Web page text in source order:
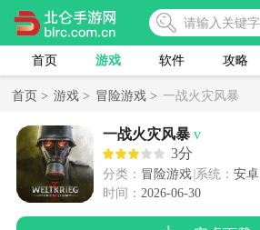
首页 游戏 软件 攻略
首页 > 游戏 > 冒险游戏 > 一战火灾风暴
一战火灾风暴 v
3分
分类： 冒险游戏 系统： 安卓
时间： 2026-06-30